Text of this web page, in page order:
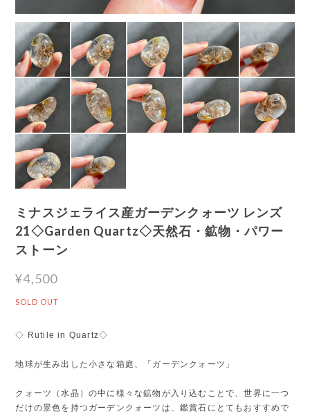
ミナスジェライス産ガーデンクォーツ レンズ
21◇Garden Quartz◇天然石・鉱物・パワー
ストーン
¥4,500
SOLD OUT
◇ Rutile in Quartz◇
地球が生み出した小さな箱庭、「ガーデンクォーツ」
クォーツ（水晶）の中に様々な鉱物が入り込むことで、世界に一つ
だけの景色を持つガーデンクォーツは、鑑賞石にとてもおすすめで